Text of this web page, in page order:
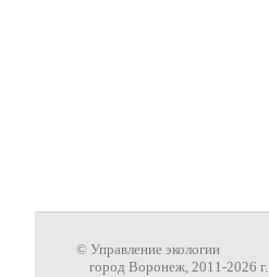
© Управление экологии
город Воронеж, 2011-2026 г.